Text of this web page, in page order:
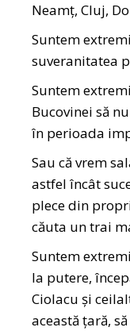
Neamț, Cluj,
Suntem
suveranitatea
Suntem
Bucovinei să
în perioada
Sau că vrem
astfel încât
plece din
căuta un trai
Suntem
la putere,
Ciolacu și
această țară,